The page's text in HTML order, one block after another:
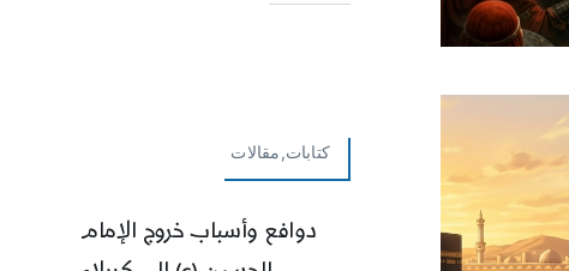
كتابات,مقالات
دوافع وأسباب خروج الإمام